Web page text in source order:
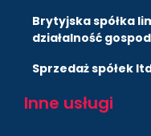
Brytyjska spółka
działalność
Sprzedaż spółek
Inne usługi